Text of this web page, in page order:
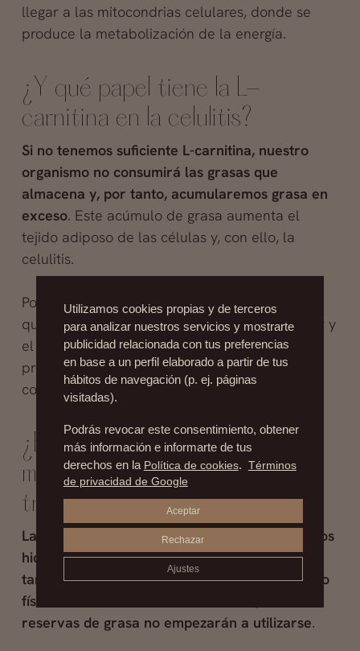
llegar a las mitocondrias celulares, donde se
produce la metabolización de la energía.
¿Y qué papel tiene la L-
carnitina en la celulitis?
Si no tenemos suficiente L-carnitina, nuestro
organismo no consumirá las grasas que
almacena y, por tanto, acumularemos grasa en
exceso. Este acúmulo de grasa aumenta el
tejido adiposo de las células y, con ello, la
celulitis.
Por esa razón, esta sustancia se utiliza como
quemagrasa, para aumentar la masa muscular y
el rendimiento físico, tanto en pacientes con
problemas renales y cardíacos como en
competidores deportivos.
¿Es necesario hacer ejercicio
mientras usamos este
tratamiento?
La L-carnitina solo quema esta grasa cuando los
hidratos de carbono se han agotado ya. Por
tanto, si no mantenemos un mínimo de ejercicio
físico moderado durante 30 minutos, las
reservas de grasa no empezarán a utilizarse.
Utilizamos cookies propias y de terceros
para analizar nuestros servicios y mostrarte
publicidad relacionada con tus preferencias
en base a un perfil elaborado a partir de tus
hábitos de navegación (p. ej. páginas
visitadas).
Podrás revocar este consentimiento, obtener
más información e informarte de tus
derechos en la Política de cookies. Términos
de privacidad de Google
Aceptar
Rechazar
Ajustes